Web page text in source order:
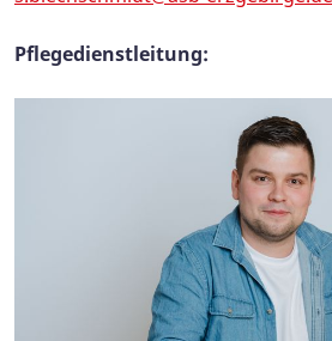
Pflegedienstleitung: